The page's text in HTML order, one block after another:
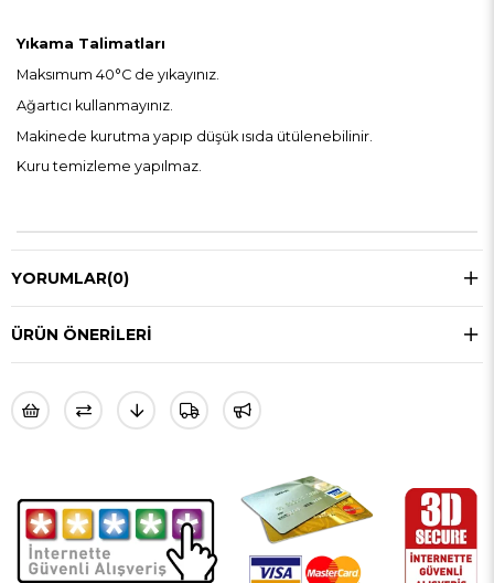
Yıkama Talimatları
Maksımum 40°C de yıkayınız.
Ağartıcı kullanmayınız.
Makinede kurutma yapıp düşük ısıda ütülenebilinir.
Kuru temizleme yapılmaz.
YORUMLAR(0)
ÜRÜN ÖNERILERI